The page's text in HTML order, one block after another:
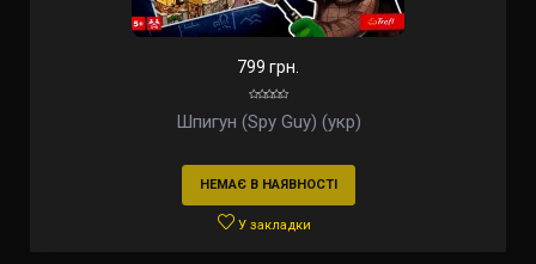
799 грн.
Шпигун (Spy Guy) (укр)
НЕМАЄ В НАЯВНОСТІ
У закладки